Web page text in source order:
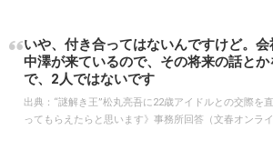
いや、付き合ってはないんですけど。
中澤が来ているので、その将来の話と
で、2人ではないです
出典： “謎解き王”松丸亮吾に22歳アイドルとの交際を
ってもらえたらと思います》事務所回答（文春オンラ